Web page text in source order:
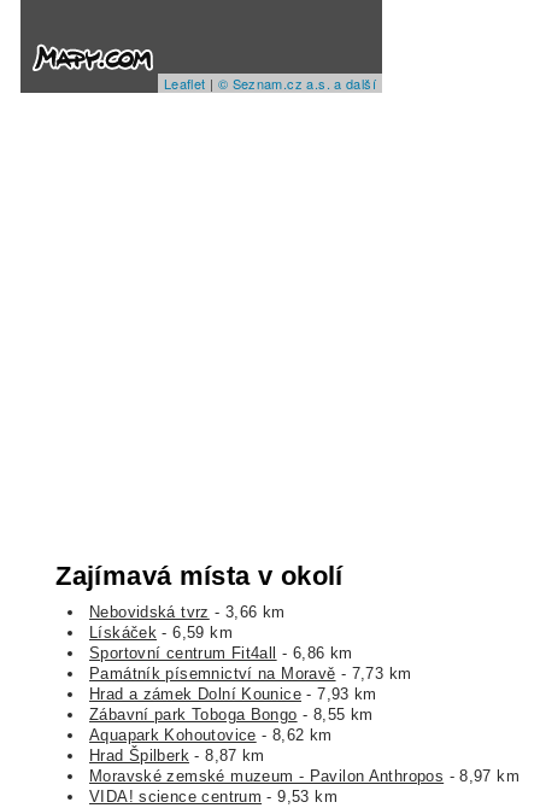
Leaflet | © Seznam.cz a.s. a další
Zajímavá místa v okolí
Nebovidská tvrz - 3,66 km
Lískáček - 6,59 km
Sportovní centrum Fit4all
- 6,86 km
Památník písemnictví na Moravě - 7,73 km
Hrad a zámek Dolní Kounice - 7,93 km
Zábavní park Toboga Bongo - 8,55 km
Aquapark Kohoutovice - 8,62 km
Hrad Špilberk - 8,87 km
Moravské zemské muzeum - Pavilon Anthropos - 8,97 km
VIDA! science centrum - 9,53 km